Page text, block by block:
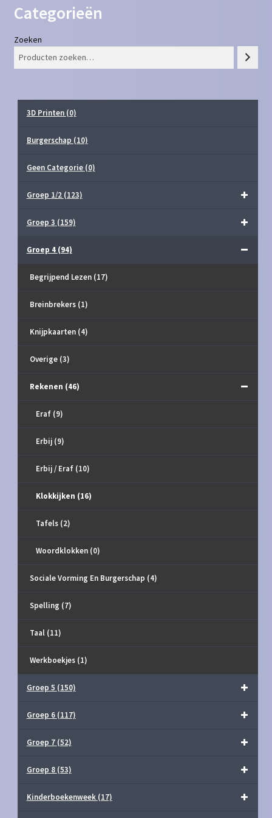
Categorieën
Zoeken
3D Printen (0)
Burgerschap (10)
Geen Categorie (0)
Groep 1/2 (123)
Groep 3 (159)
Groep 4 (94)
Begrijpend Lezen (17)
Breinbrekers (1)
Knijpkaarten (4)
Overige (3)
Rekenen (46)
Eraf (9)
Erbij (9)
Erbij / Eraf (10)
Klokkijken (16)
Tafels (2)
Woordklokken (0)
Sociale Vorming En Burgerschap (4)
Spelling (7)
Taal (11)
Werkboekjes (1)
Groep 5 (150)
Groep 6 (117)
Groep 7 (52)
Groep 8 (53)
Kinderboekenweek (17)